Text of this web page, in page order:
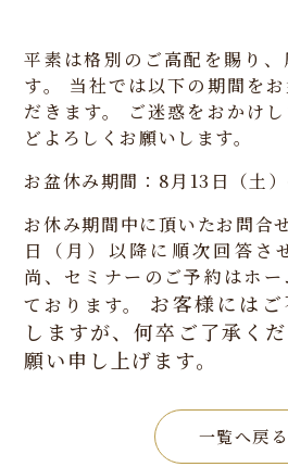
平素は格別のご高配を賜り
す。
当社では以下の期間を
だきます。
ご迷惑をおかけ
どよろしくお願いします。
お盆休み期間：8月13日（土）
お休み期間中に頂いたお問合
日（月）以降に順次回答さ
尚、セミナーのご予約はホ
ております。
お客様には
しますが、何卒ご了承く
願い申し上げます。
一覧へ戻る